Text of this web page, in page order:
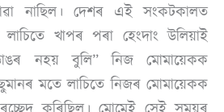
নাছিল। দেশৰ এই সংকটকালত
খাপৰ পৰা হেংদাং উলিয়াই
নহয় বুলি” নিজ মোমায়েকক
মতে লাচিতে নিজৰ মোমায়েকক